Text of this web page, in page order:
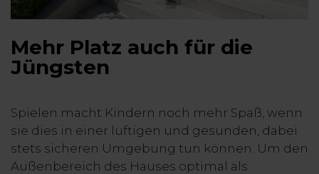
Mehr Platz auch für die
Jüngsten
Spielen macht Kindern noch mehr Spaß, wenn
sie dies in einer luftigen und gesunden, dabei
stets sicheren Umgebung tun können. Um den
Außenbereich des Hauses optimal als